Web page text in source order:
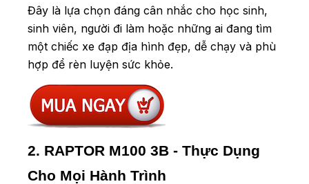
Đây là lựa chọn đáng cân nhắc cho học sinh,
sinh viên, người đi làm hoặc những ai đang tìm
một chiếc xe đạp địa hình đẹp, dễ chạy và phù
hợp để rèn luyện sức khỏe.
2. RAPTOR M100 3B - Thực Dụng
Cho Mọi Hành Trình